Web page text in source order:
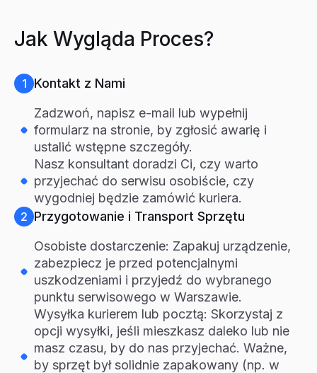
Jak Wygląda Proces?
1 Kontakt z Nami
Zadzwoń, napisz e-mail lub wypełnij
formularz na stronie, by zgłosić awarię i
ustalić wstępne szczegóły.
Nasz konsultant doradzi Ci, czy warto
przyjechać do serwisu osobiście, czy
wygodniej będzie zamówić kuriera.
2 Przygotowanie i Transport Sprzętu
Osobiste dostarczenie: Zapakuj urządzenie,
zabezpiecz je przed potencjalnymi
uszkodzeniami i przyjedź do wybranego
punktu serwisowego w Warszawie.
Wysyłka kurierem lub pocztą: Skorzystaj z
opcji wysyłki, jeśli mieszkasz daleko lub nie
masz czasu, by do nas przyjechać. Ważne,
by sprzęt był solidnie zapakowany (np. w